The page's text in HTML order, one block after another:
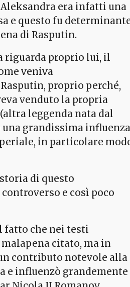
era infatti una
e questo fu
di Rasputin.
riguarda proprio lui, il
veniva
proprio perché,
venduto la propria
leggenda nata dal
grandissima influenza
in particolare
di questo
e così poco
fatto che nei testi
citato, ma in
contributo notevole alla
e influenzò grandemente